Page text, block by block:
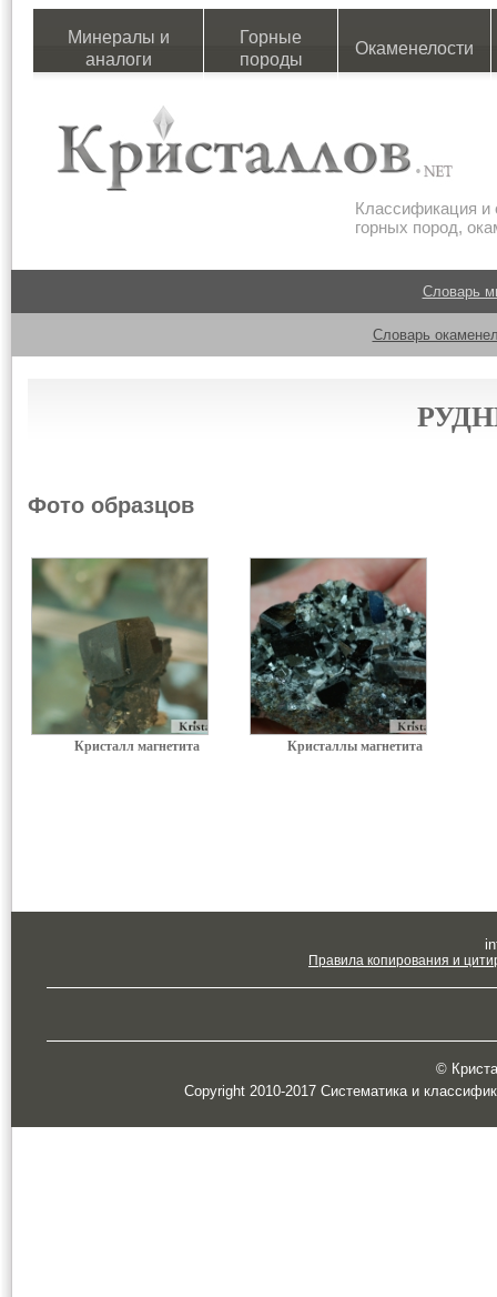
Минералы и
аналоги
Горные
породы
Окаменелости
Классификация и
горных пород,
Словарь
Словарь
Фото образцов
Кристалл магнетита Кристаллы магнетита
Правила копирования и
©
Copyright 2010-2017 Систематика и